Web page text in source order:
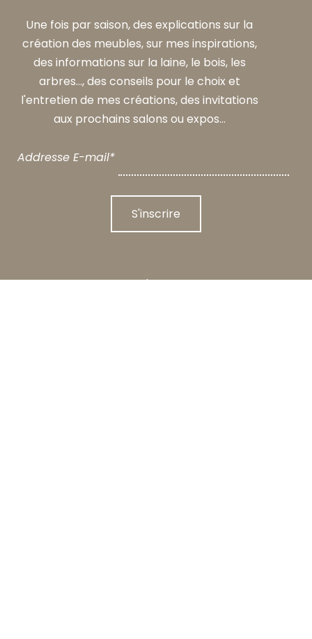
Une fois par saison, des explications sur la
création des meubles, sur mes inspirations,
des informations sur la laine, le bois, les
arbres..., des conseils pour le choix et
l'entretien de mes créations, des invitations
aux prochains salons ou expos...
Addresse E-mail*
Adresse